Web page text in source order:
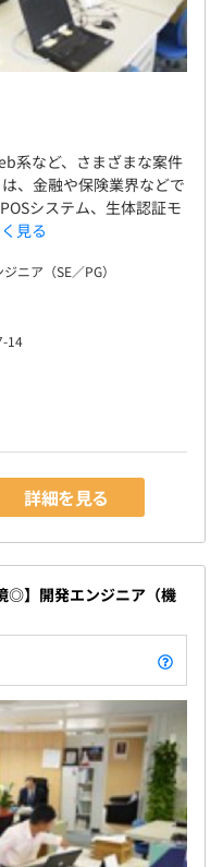
系など、さまざまな案件
、金融や保険業界などで
システム、生体認証モ
見る
ニア（SE／PG）
14
詳細を見る
◎】開発エンジニア（機